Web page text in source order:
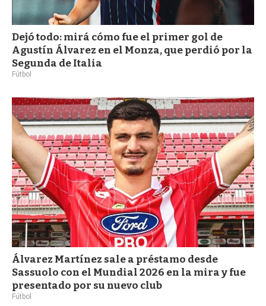
Dejó todo: mirá cómo fue el primer gol de
Agustín Álvarez en el Monza, que perdió por la
Segunda de Italia
Fútbol
Álvarez Martínez sale a préstamo desde
Sassuolo con el Mundial 2026 en la mira y fue
presentado por su nuevo club
Fútbol